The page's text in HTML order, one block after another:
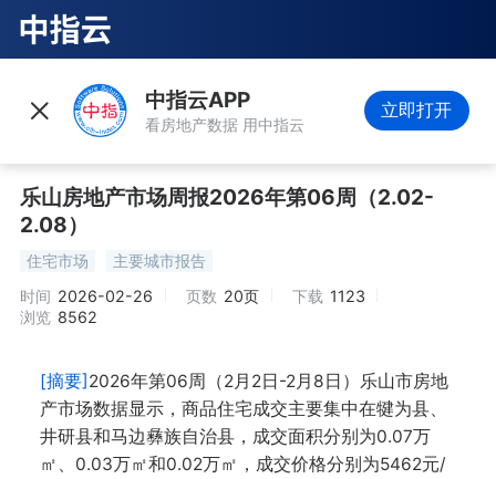
中指云APP
看房地产数据 用中指云
立即打开
乐山房地产市场周报2026年第06周（2.02-
2.08）
住宅市场
主要城市报告
时间 2026-02-26 页数 20页 下载 1123
浏览 8562
[摘要]2026年第06周（2月2日-2月8日）乐山市房地
产市场数据显示，商品住宅成交主要集中在犍为县、
井研县和马边彝族自治县，成交面积分别为0.07万
㎡、0.03万㎡和0.02万㎡，成交价格分别为5462元/